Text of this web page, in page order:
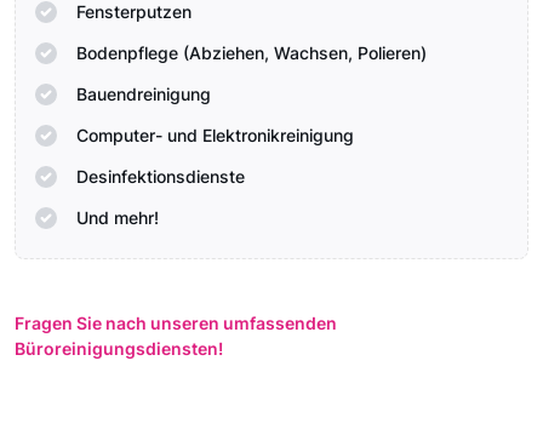
Fensterputzen
Bodenpflege (Abziehen, Wachsen, Polieren)
Bauendreinigung
Computer- und Elektronikreinigung
Desinfektionsdienste
Und mehr!
Fragen Sie nach unseren umfassenden
Büroreinigungsdiensten!